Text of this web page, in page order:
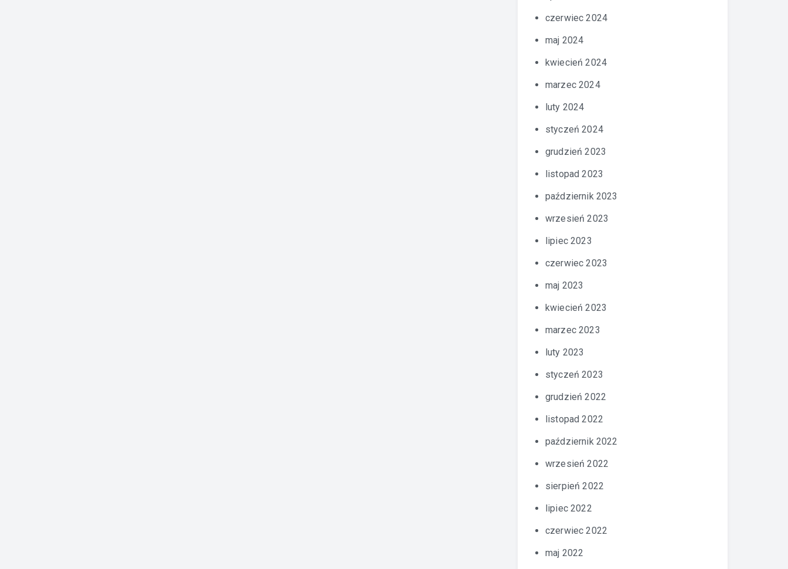
czerwiec 2024
maj 2024
kwiecień 2024
marzec 2024
luty 2024
styczeń 2024
grudzień 2023
listopad 2023
październik 2023
wrzesień 2023
lipiec 2023
czerwiec 2023
maj 2023
kwiecień 2023
marzec 2023
luty 2023
styczeń 2023
grudzień 2022
listopad 2022
październik 2022
wrzesień 2022
sierpień 2022
lipiec 2022
czerwiec 2022
maj 2022